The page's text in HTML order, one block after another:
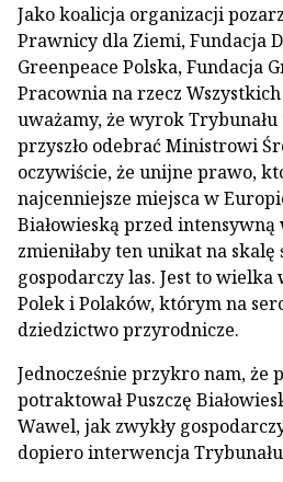
Jako koalicja organizacji
Prawnicy dla Ziemi, Fundacja
Greenpeace Polska, Fundacja
Pracownia na rzecz
uważamy, że wyrok
przyszło odebrać Ministrowi
oczywiście, że unijne prawo,
najcenniejsze miejsca w
Białowieską przed
zmieniłaby ten unikat na
gospodarczy las. Jest to
Polek i Polaków, którym na
dziedzictwo przyrodnicze.
Jednocześnie przykro nam, że
potraktował Puszczę
Wawel, jak zwykły
dopiero interwencja